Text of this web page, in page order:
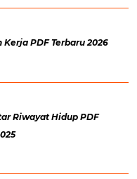
PDF Terbaru 2026
Riwayat Hidup PDF